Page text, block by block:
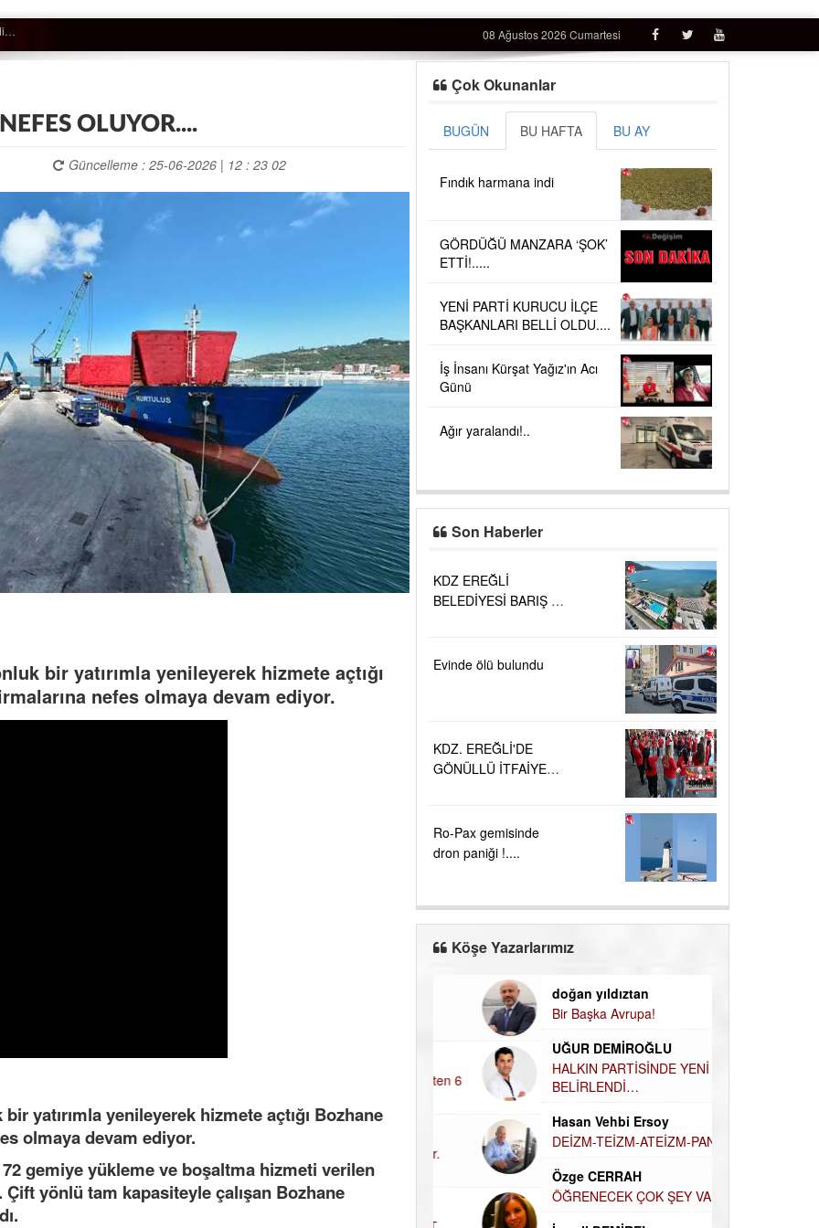
08 Ağustos 2026 Cumartesi
OLUYOR....
Güncelleme : 25-06-2026 | 12 : 23 02
bir yatırımla yenileyerek hizmete açtığı
nefes olmaya devam ediyor.
yatırımla yenileyerek hizmete açtığı Bozhane
olmaya devam ediyor.
gemiye yükleme ve boşaltma hizmeti verilen
yönlü tam kapasiteyle çalışan Bozhane
Çok Okunanlar
BUGÜN BU HAFTA BU AY
Fındık harmana indi
GÖRDÜĞÜ MANZARA ‘ŞOK’
ETTİ!.....
YENİ PARTİ KURUCU İLÇE
BAŞKANLARI BELLİ OLDU....
İş İnsanı Kürşat Yağız'ın Acı
Günü
Ağır yaralandı!..
Son Haberler
KDZ EREĞLİ
BELEDİYESİ BARIŞ VE
KALİTESİ
Evinde ölü bulundu
KDZ. EREĞLİ'DE
GÖNÜLLÜ İTFAİYECİ
Ro-Pax gemisinde
dron paniği !....
Köşe Yazarlarımız
Op. Dr. Erol GÜNEN
Şenol AZMAN
“Aman doktor, yaman doktor.
Derdime bir çare!” – 2-
Merve KIRAN
doğan yıldıztan
Bir Başka Avrupa!
UĞUR DEMİROĞLU
HALKIN PARTİSİNDE YENİ
YÖNETİM BELİRLENDİ…
Hasan Vehbi Ersoy
DEİZM-TEİZM-ATEİZM-PANTEİZM’E BAKIŞ
Özge CERRAH
ÖĞRENECEK ÇOK ŞEY VAR...